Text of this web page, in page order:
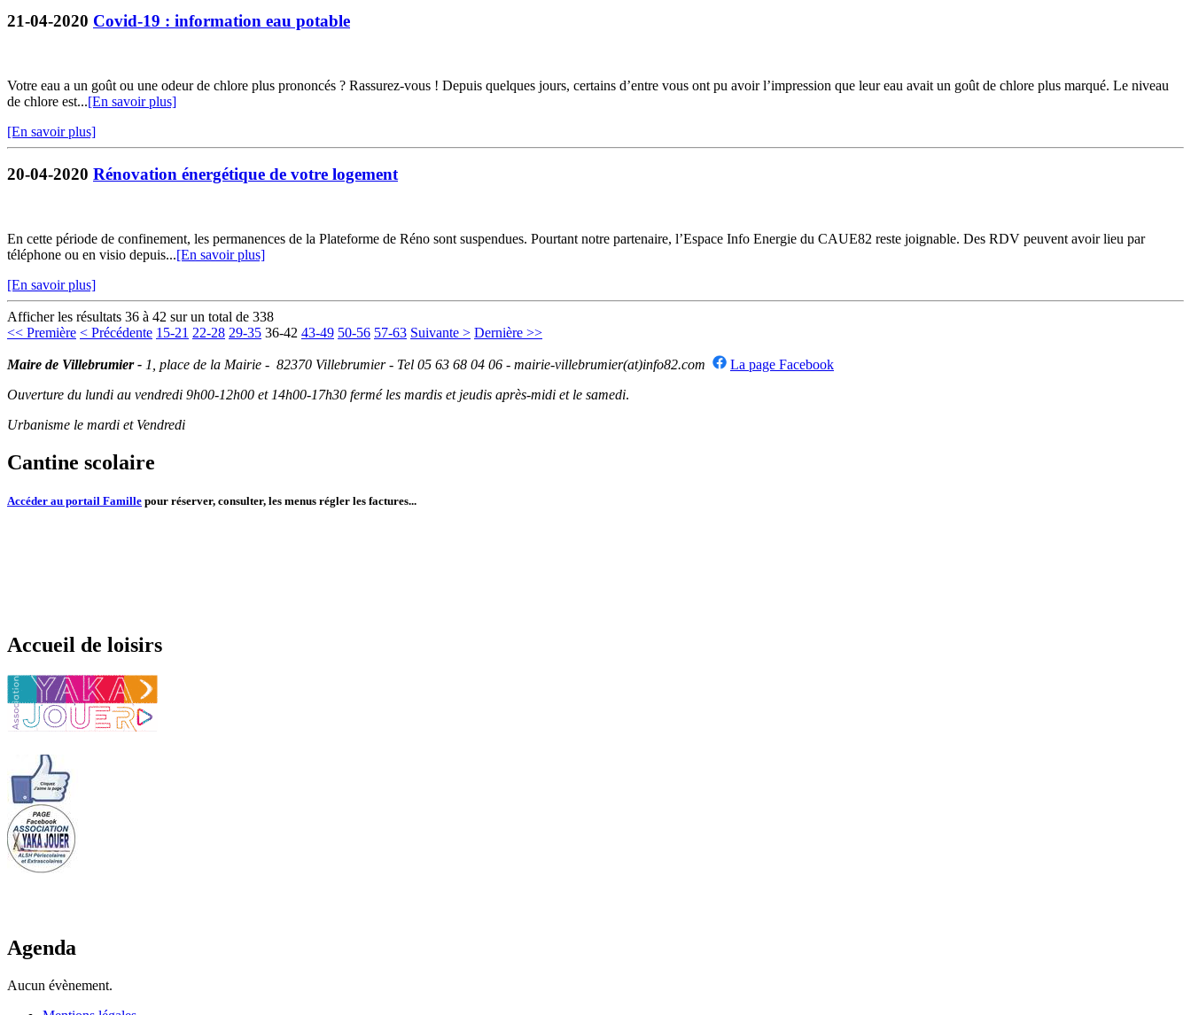
21-04-2020 Covid-19 : information eau potable
Votre eau a un goût ou une odeur de chlore plus prononcés ? Rassurez-vous ! Depuis quelques jours, certains d’entre vous ont pu avoir l’impression que leur eau avait un goût de chlore plus marqué. Le niveau
de chlore est...[En savoir plus]
[En savoir plus]
20-04-2020 Rénovation énergétique de votre logement
En cette période de confinement, les permanences de la Plateforme de Réno sont suspendues. Pourtant notre partenaire, l’Espace Info Energie du CAUE82 reste joignable. Des RDV peuvent avoir lieu par
téléphone ou en visio depuis...[En savoir plus]
[En savoir plus]
Afficher les résultats 36 à 42 sur un total de 338
<< Première < Précédente 15-21 22-28 29-35 36-42 43-49 50-56 57-63 Suivante > Dernière >>
Maire de Villebrumier - 1, place de la Mairie - 82370 Villebrumier - Tel 05 63 68 04 06 - mairie-villebrumier(at)info82.com
La page Facebook
Ouverture du lundi au vendredi 9h00-12h00 et 14h00-17h30 fermé les mardis et jeudis après-midi et le samedi.
Urbanisme le mardi et Vendredi
Cantine scolaire
Accéder au portail Famille pour réserver, consulter, les menus régler les factures...
Accueil de loisirs
Agenda
Aucun évènement.